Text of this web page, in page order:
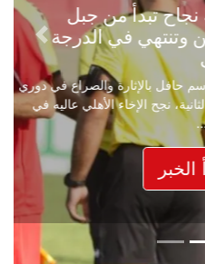
من جبل
الدرجة
والصراع في دوري
الأهلي عاليه في
Next